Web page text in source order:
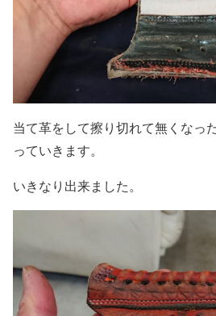
当て革をして擦り切れて無くなっ
っていきます。
いきなり出来ました。